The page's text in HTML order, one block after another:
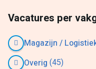
Vacatures per
Magazijn /
Overig (45)